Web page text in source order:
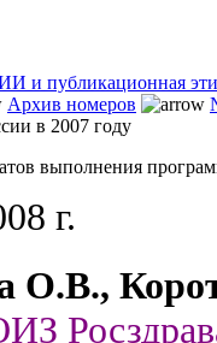
и публикационная
Архив номеров
в 2007 году
выполнения
г.
О.В.,